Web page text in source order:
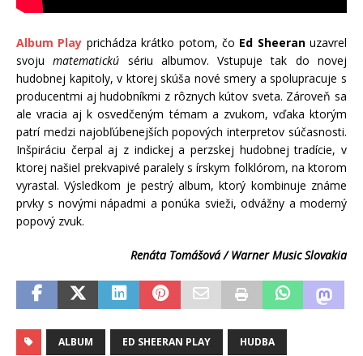
Album Play prichádza krátko potom, čo Ed Sheeranuzavrel
svojumatematickú sériu albumov. Vstupuje tak do novej
hudobnej kapitoly, v ktorej skúša nové smery a spolupracuje s
producentmi aj hudobníkmi z rôznych kútov sveta. Zároveň sa
ale vracia aj k osvedčeným témam a zvukom, vďaka ktorým
patrí medzi najobľúbenejších popových interpretov súčasnosti.
Inšpiráciu čerpal aj z indickej a perzskej hudobnej tradície, v
ktorej našiel prekvapivé paralely s írskym folklórom, na ktorom
vyrastal. Výsledkom je pestrý album, ktorý kombinuje známe
prvky s novými nápadmi a ponúka svieži, odvážny a moderný
popový zvuk.
Renáta Tomášová / Warner Music Slovakia
ALBUM ED SHEERAN PLAY HUDBA